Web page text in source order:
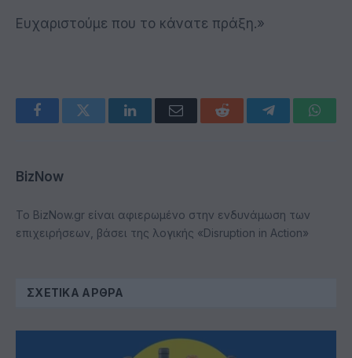
Ευχαριστούμε που το κάνατε πράξη.»
FacebookTwitter LinkedInEmail Reddit Telegram
BizNow
Το BizNow.gr είναι αφιερωμένο στην ενδυνάμωση των
επιχειρήσεων, βάσει της λογικής «Disruption in Action»
ΣΧΕΤΙΚΆ ΆΡΘΡΑ